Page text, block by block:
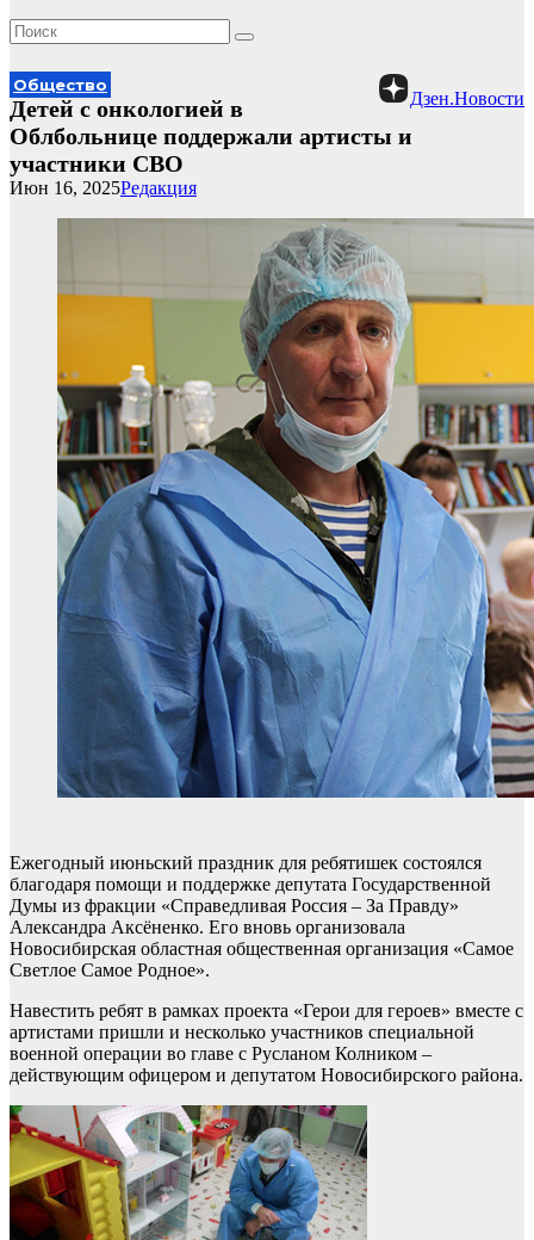
Дзен.Новости
Общество
Детей с онкологией в
Облбольнице поддержали артисты и
участники СВО
Редакция
Июн 16, 2025
Ежегодный июньский праздник для ребятишек состоялся
благодаря помощи и поддержке депутата Государственной
Думы из фракции «Справедливая Россия – За Правду»
Александра Аксёненко. Его вновь организовала
Новосибирская областная общественная организация «Самое
Светлое Самое Родное».
Навестить ребят в рамках проекта «Герои для героев» вместе с
артистами пришли и несколько участников специальной
военной операции во главе с Русланом Колником –
действующим офицером и депутатом Новосибирского района.